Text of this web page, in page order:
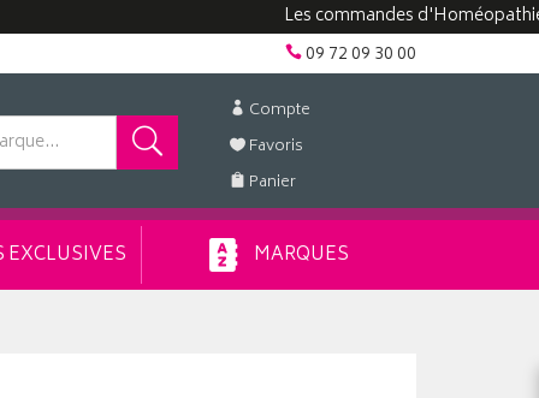
Les commandes d'Homéopathie
09 72 09 30 00
Compte
Favoris
Panier
EXCLUSIVES MARQUES